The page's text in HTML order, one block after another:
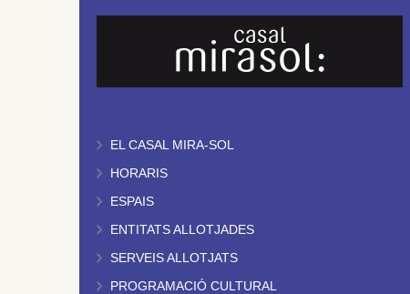
EL CASAL MIRA-SOL
HORARIS
ESPAIS
ENTITATS ALLOTJADES
SERVEIS ALLOTJATS
PROGRAMACIÓ CULTURAL